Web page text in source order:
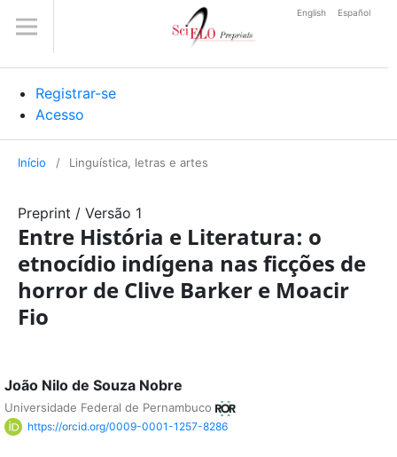
Registrar-se
Acesso
English Español
Início / Linguística, letras e artes
Preprint / Versão 1
Entre História e Literatura: o
etnocídio indígena nas ficções de
horror de Clive Barker e Moacir
Fio
João Nilo de Souza Nobre
Universidade Federal de Pernambuco
https://orcid.org/0009-0001-1257-8286